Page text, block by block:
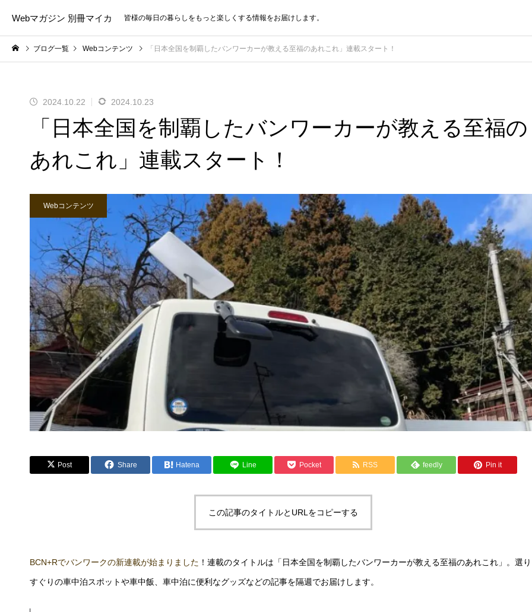
Webマガジン 別冊マイカ 皆様の毎日の暮らしをもっと楽しくする情報をお届けします。
ブログ一覧 Webコンテンツ 「日本全国を制覇したバンワーカーが教える至福のあれこれ」連載スタート！
2024.10.22 2024.10.23
「日本全国を制覇したバンワーカーが教える至福の
あれこれ」連載スタート！
Webコンテンツ
Post Share Hatena Line Pocket RSS feedly Pin it
この記事のタイトルとURLをコピーする
BCN+Rでバンワークの新連載が始まりました ！連載のタイトルは「日本全国を制覇したバンワーカーが教える至福のあれこれ」。選り
すぐりの車中泊スポットや車中飯、車中泊に便利なグッズなどの記事を隔週でお届けします。